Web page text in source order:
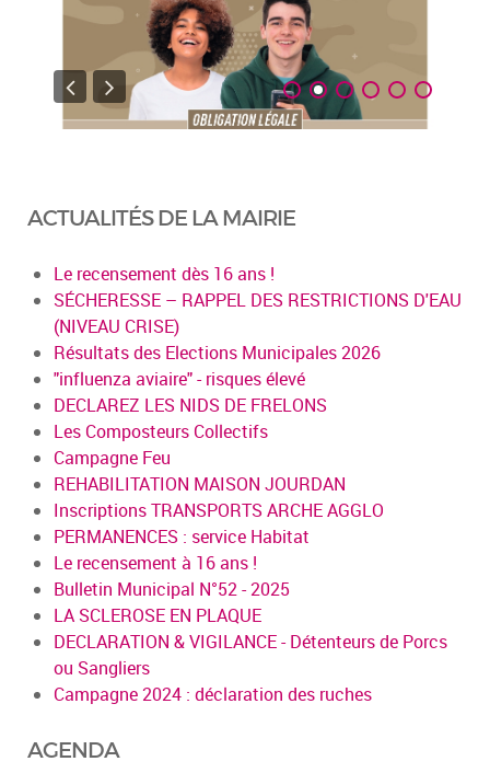
ACTUALITÉS DE LA MAIRIE
Le recensement dès 16 ans !
SÉCHERESSE – RAPPEL DES RESTRICTIONS D'EAU
(NIVEAU CRISE)
Résultats des Elections Municipales 2026
"influenza aviaire" - risques élevé
DECLAREZ LES NIDS DE FRELONS
Les Composteurs Collectifs
Campagne Feu
REHABILITATION MAISON JOURDAN
Inscriptions TRANSPORTS ARCHE AGGLO
PERMANENCES : service Habitat
Le recensement à 16 ans !
Bulletin Municipal N°52 - 2025
LA SCLEROSE EN PLAQUE
DECLARATION & VIGILANCE - Détenteurs de Porcs
ou Sangliers
Campagne 2024 : déclaration des ruches
AGENDA